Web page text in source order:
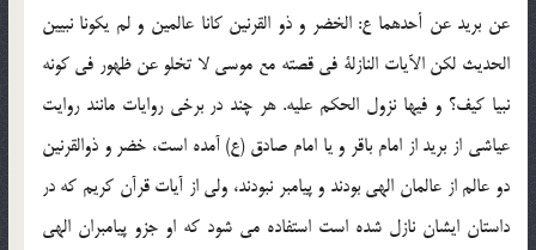
عن بريد عن أحدهما ع: الخضر و ذو القرنين كانا عالمين و لم يكونا نبيين‏
الحديث لكن الآيات النازلة في قصته مع موسي لا تخلو عن ظهور في كونه
نبيا كيف؟ و فيها نزول الحكم عليه. هر چند در برخی روایات مانند روایت
عیاشی از برید از امام باقر و یا امام صادق (ع) آمده است، خضر و ذوالقرنین
دو عالم از عالمان الهی بودند و پیامبر نبودند، ولی از آیات قرآن کریم که در
داستان ایشان نازل شده است استفاده می شود که او جزو پیامبران الهی